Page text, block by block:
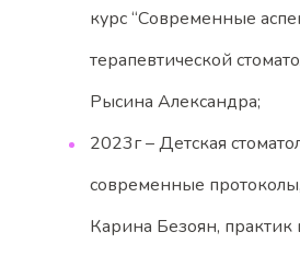
курс “Современные
терапевтической
Рысина Александра;
2023г – Детская
современные
Карина Безоян, практик